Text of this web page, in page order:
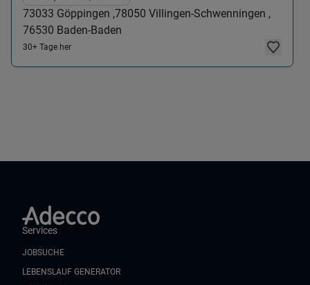
73033 Göppingen ,78050 Villingen-Schwenningen ,
76530 Baden-Baden
30+ Tage her
Services
JOBSUCHE
LEBENSLAUF GENERATOR